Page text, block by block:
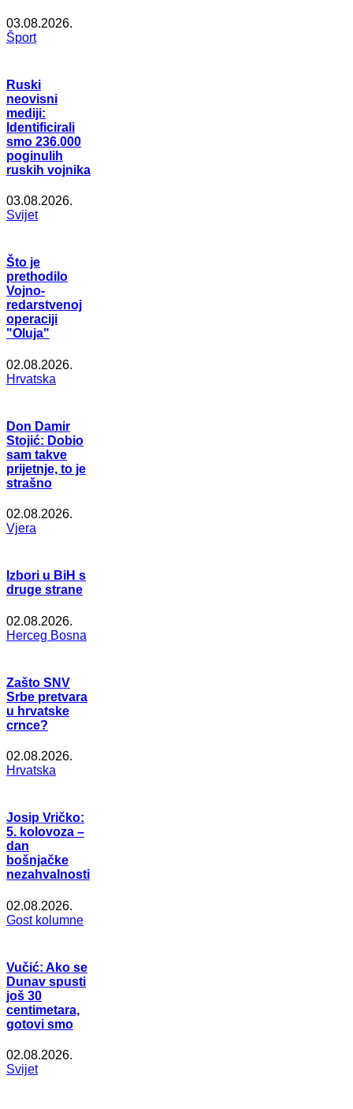
03.08.2026.
Šport
Ruski
neovisni
mediji:
Identificirali
smo 236.000
poginulih
ruskih vojnika
03.08.2026.
Svijet
Što je
prethodilo
Vojno-
redarstvenoj
operaciji
"Oluja"
02.08.2026.
Hrvatska
Don Damir
Stojić: Dobio
sam takve
prijetnje, to je
strašno
02.08.2026.
Vjera
Izbori u BiH s
druge strane
02.08.2026.
Herceg Bosna
Zašto SNV
Srbe pretvara
u hrvatske
crnce?
02.08.2026.
Hrvatska
Josip Vričko:
5. kolovoza –
dan
bošnjačke
nezahvalnosti
02.08.2026.
Gost kolumne
Vučić: Ako se
Dunav spusti
još 30
centimetara,
gotovi smo
02.08.2026.
Svijet